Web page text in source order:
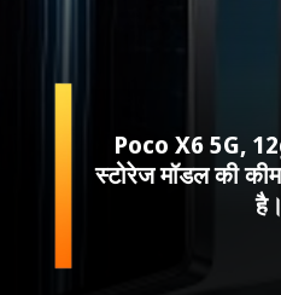
Poco X6 5G,
स्टोरेज मॉडल की
है।